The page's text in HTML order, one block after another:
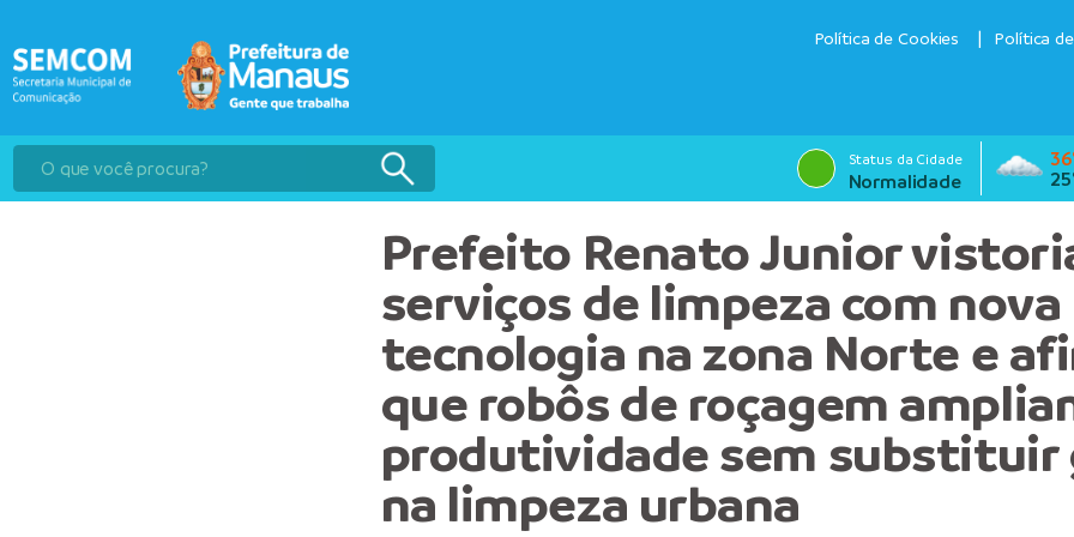
Política de Cookies Política
Status da Cidade
Normalidade
Prefeito Renato Junior
serviços de limpeza com nova
tecnologia na zona Norte e
que robôs de roçagem
produtividade sem substituir
na limpeza urbana